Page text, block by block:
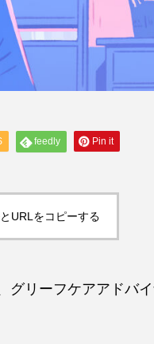
feedly Pin it
URLをコピーする
グリーフケアアドバ